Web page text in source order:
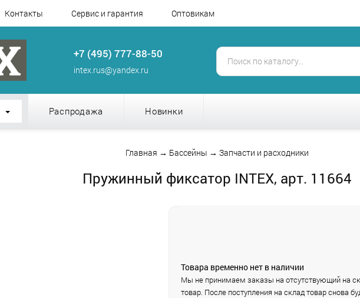
Контакты Сервис и гарантия Оптовикам
+7 (495) 777-88-50
intex.rus@yandex.ru
Распродажа Новинки
Главная → Бассейны → Запчасти и расходники
Пружинный фиксатор INTEX, арт. 11664
Товара временно нет в наличии
Мы не принимаем заказы на отсутствующий на
товар. После поступления на склад товар снова